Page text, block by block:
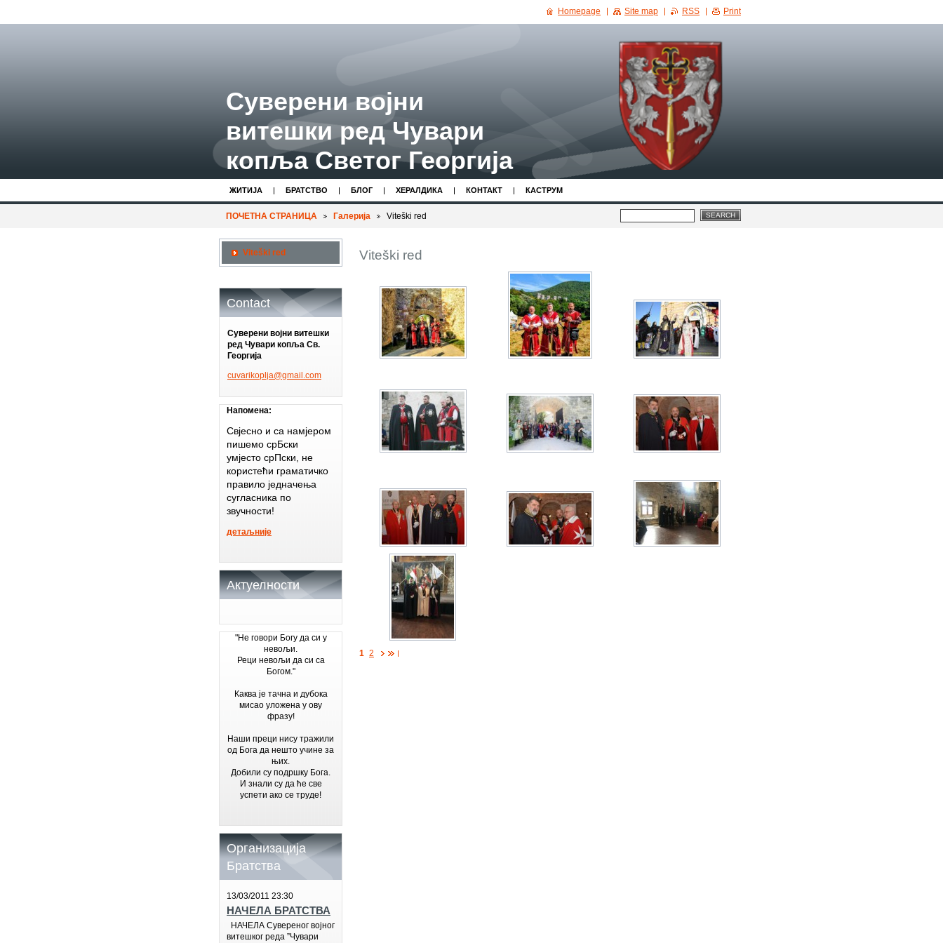
Суверени војни
витешки ред Чувари
копља Светог Георгија
ЖИТИЈA БРАТСТВО БЛОГ ХЕРАЛДИКА КОНТАКТ КАСТРУМ
ПОЧЕТНА СТРАНИЦА Галерија Viteški red
Viteški red
1 2
Viteški red
Contact
Суверени војни витешки
ред Чувари копља Св.
Георгија
cuvarikoplja@gmail.com
Напомена:
Свјесно и са намјером
пишемо срБски
умјесто срПски, не
користећи граматичко
правило једначења
сугласника по
звучности!
детаљније
Актуелности
"Не говори Богу да си у
невољи.
Реци невољи да си са
Богом."
Каква је тачна и дубока
мисао уложена у ову
фразу!
Наши преци нису тражили
од Бога да нешто учине за
њих.
Добили су подршку Бога.
И знали су да ће све
успети ако се труде!
Организација
Братства
13/03/2011 23:30
НАЧЕЛА БРАТСТВА
НАЧЕЛА Сувереног војног
витешког реда ”Чувари
Homepage Site map RSS Print